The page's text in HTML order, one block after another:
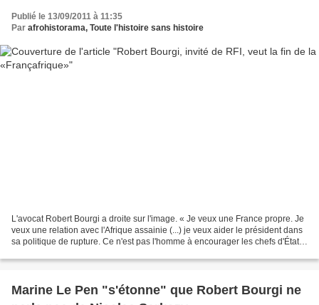
Publié le 13/09/2011 à 11:35
Par afrohistorama, Toute l'histoire sans histoire
L'avocat Robert Bourgi a droite sur l'image. « Je veux une France propre. Je
veux une relation avec l'Afrique assainie (...) je veux aider le président dans
sa politique de rupture. Ce n'est pas l'homme à encourager les chefs d'État
Marine Le Pen "s'étonne" que Robert Bourgi ne